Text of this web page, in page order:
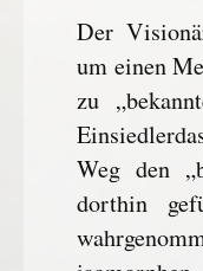
Der
um einen
zu
Weg den
dorthin